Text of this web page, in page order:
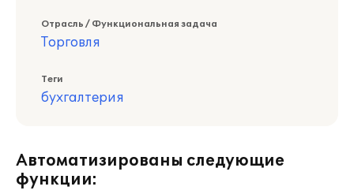
Отрасль / Функциональная задача
Торговля
Теги
бухгалтерия
Автоматизированы следующие
функции: